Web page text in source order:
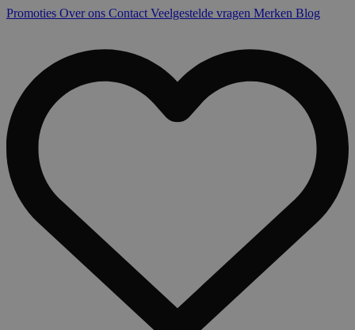
Promoties Over ons Contact Veelgestelde vragen Merken Blog